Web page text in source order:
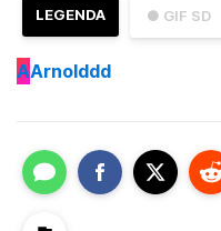
● GIF SD
LEGENDA
AArnolddd